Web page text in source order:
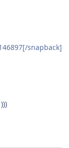
snapback]